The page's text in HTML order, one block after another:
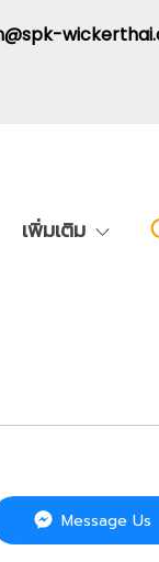
เพิ่มเติม
Message Us